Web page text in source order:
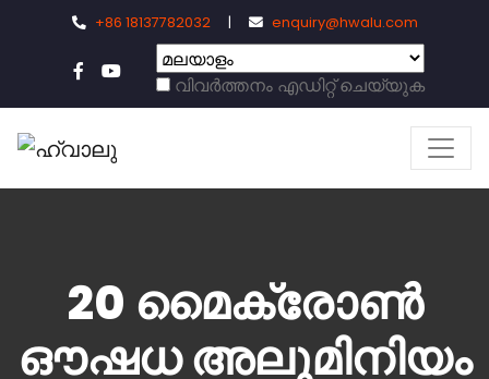
+86 18137782032 | enquiry@hwalu.com
വിവർത്തനം എഡിറ്റ് ചെയ്യുക
20 മൈക്രോൺ
ഔഷധ അലുമിനിയം